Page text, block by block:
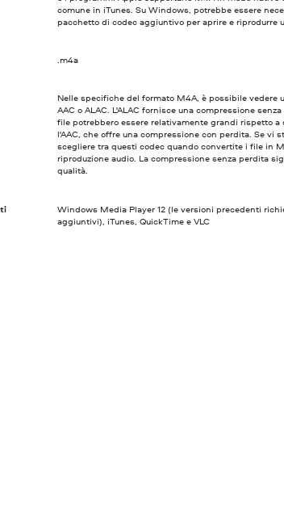
comune in iTunes. Su Windows, potrebbe essere
pacchetto di codec aggiuntivo per aprire e riprodurre
.m4a
Nelle specifiche del formato M4A, è possibile vedere
AAC o ALAC. L'ALAC fornisce una compressione
file potrebbero essere relativamente grandi rispetto a
l'AAC, che offre una compressione con perdita. Se vi
scegliere tra questi codec quando convertite i file in
riproduzione audio. La compressione senza perdita
qualità.
Windows Media Player 12 (le versioni precedenti
aggiuntivi), iTunes, QuickTime e VLC